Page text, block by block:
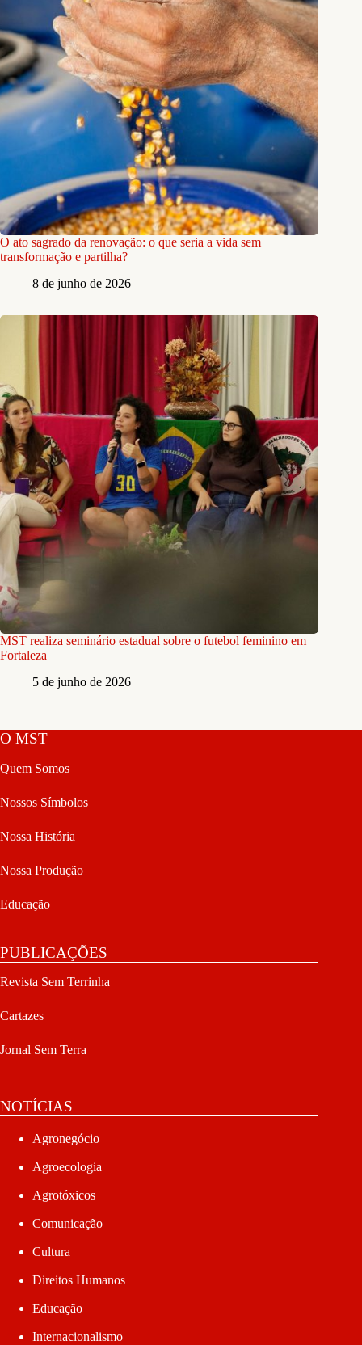
O ato sagrado da renovação: o que seria a vida sem
transformação e partilha?
8 de junho de 2026
MST realiza seminário estadual sobre o futebol feminino em
Fortaleza
5 de junho de 2026
O MST
Quem Somos
Nossos Símbolos
Nossa História
Nossa Produção
Educação
PUBLICAÇÕES
Revista Sem Terrinha
Cartazes
Jornal Sem Terra
NOTÍCIAS
Agronegócio
Agroecologia
Agrotóxicos
Comunicação
Cultura
Direitos Humanos
Educação
Internacionalismo